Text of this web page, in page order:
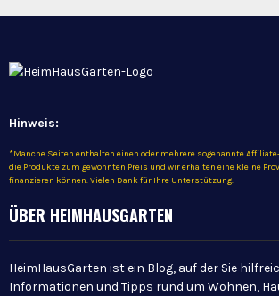
Hinweis:
*Manche Seiten enthalten einen oder mehrere sogenannte
die Produkte zum gewohnten Preis und wir erhalten eine kleine
finanzieren können. Vielen Dank für Ihre Unterstützung.
ÜBER HEIMHAUSGARTEN
HeimHausGarten ist ein Blog, auf der Sie
Informationen und Tipps rund um Wohnen,